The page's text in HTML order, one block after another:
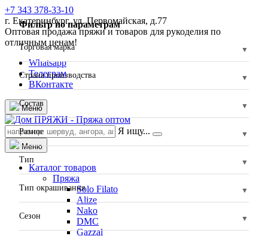
+7 343 378-33-10
г. Екатеринбург, ул. Первомайская, д.77
Оптовая продажа пряжи и товаров для рукоделия по
отличным ценам!
Whatsapp
Телеграм
ВКонтакте
Меню
Я ищу...
Меню
Каталог товаров
Пряжа
Solo Filato
Alize
Nako
DMC
Gazzal
Фильтр по параметрам
Торговая марка
Страна производства
Состав
Разное
Тип
Тип окрашивания
Сезон